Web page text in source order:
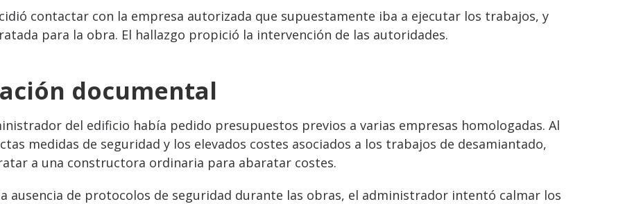
contactar con la empresa autorizada que supuestamente iba a ejecutar los trabajos, y
para la obra. El hallazgo propició la intervención de las autoridades.
documental
del edificio había pedido presupuestos previos a varias empresas homologadas. Al
medidas de seguridad y los elevados costes asociados a los trabajos de desamiantado,
a una constructora ordinaria para abaratar costes.
ausencia de protocolos de seguridad durante las obras, el administrador intentó calmar los